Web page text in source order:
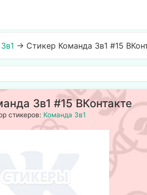
→ Стикер Команда 3в1 #15
3в1 #15 ВКонтакте
стикеров: Команда 3в1